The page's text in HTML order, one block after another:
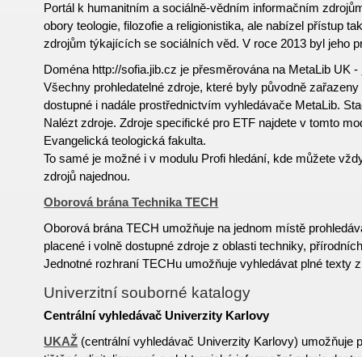
Portál k humanitním a sociálně-vědním informačním
obory teologie, filozofie a religionistika, ale nabízel přístup
zdrojům týkajících se sociálních věd. V roce 2013 byl jeho
Doména http://sofia.jib.cz je přesměrována na MetaLib UK -
Všechny prohledatelné zdroje, které byly původně
dostupné i nadále prostřednictvím vyhledávače MetaLib.
Nalézt zdroje. Zdroje specifické pro ETF najdete v tomto
Evangelická teologická fakulta.
To samé je možné i v modulu Profi hledání, kde můžete
zdrojů najednou.
Oborová brána Technika TECH
Oborová brána TECH umožňuje na jednom místě
placené i volnědostupné zdroje z oblasti techniky,
Jednotné rozhraní TECHu umožňuje vyhledávat plné texty
Univerzitní souborné katalogy
Centrální vyhledávač Univerzity Karlovy
UKAŽ (centrální vyhledávač Univerzity Karlovy) umožňuje